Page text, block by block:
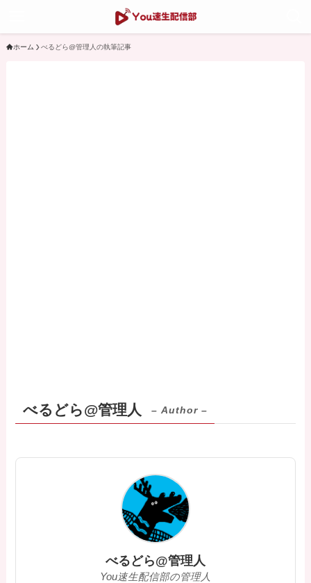
ホーム べるどら@管理人の執筆記事
べるどら@管理人 – Author –
べるどら@管理人
You速生配信部の管理人